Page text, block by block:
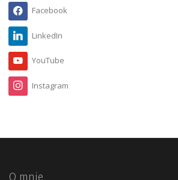
Facebook
LinkedIn
YouTube
Instagram
O mnie